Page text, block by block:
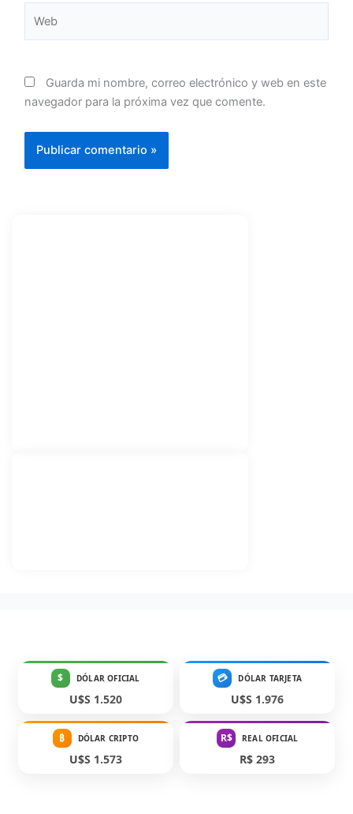
Guarda mi nombre, correo electrónico y web en este
navegador para la próxima vez que comente.
$ DÓLAR OFICIAL
U$S 1.520
💳 DÓLAR TARJETA
U$S 1.976
₿ DÓLAR CRIPTO
U$S 1.573
R$ REAL OFICIAL
R$ 293